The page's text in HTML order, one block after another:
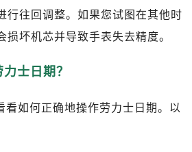
行往回调整。如果您试图在其他时
损坏机芯并导致手表失去精度。
士日期？
看如何正确地操作劳力士日期。以